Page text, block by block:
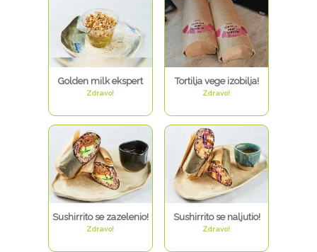
Golden milk ekspert
Zdravo!
Tortilja vege izobilja!
Zdravo!
Sushirrito se zazelenio!
Zdravo!
Sushirrito se naljutio!
Zdravo!